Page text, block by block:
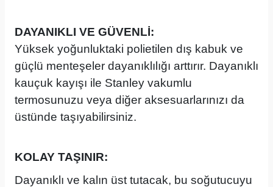
DAYANIKLI VE GÜVENLİ:
Yüksek yoğunluktaki polietilen dış kabuk ve
güçlü menteşeler dayanıklılığı arttırır. Dayanıklı
kauçuk kayışı ile Stanley vakumlu
termosunuzu veya diğer aksesuarlarınızı da
üstünde taşıyabilirsiniz.
KOLAY TAŞINIR:
Dayanıklı ve kalın üst tutacak, bu soğutucuyu